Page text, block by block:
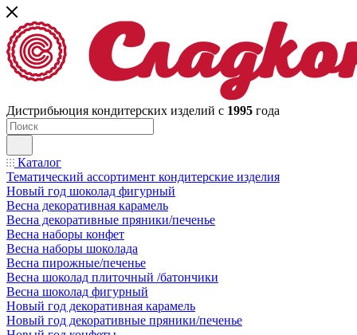
Дистрибьюция кондитерских изделий с 1995 года
Каталог
Тематический ассортимент кондитерские изделия
Новый год шоколад фигурный
Весна декоративная карамель
Весна декоративные пряники/печенье
Весна наборы конфет
Весна наборы шоколада
Весна пирожные/печенье
Весна шоколад плиточный /батончики
Весна шоколад фигурный
Новый год декоративная карамель
Новый год декоративные пряники/печенье